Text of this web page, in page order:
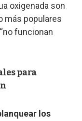
oxigenada son
más populares
funcionan
para
los